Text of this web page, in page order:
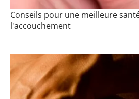
Conseils pour une meilleure
l'accouchement